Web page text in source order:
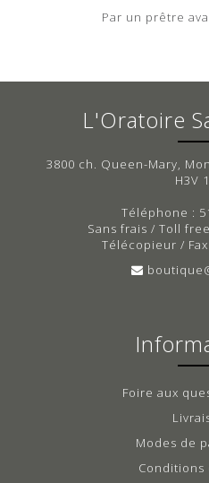
Par un prêtre
L'Oratoire
3800 ch. Queen-Mary,
H3V
Téléphone :
Sans frais / Toll
Télécopieur / Fax
Foire aux
Modes de
Conditions